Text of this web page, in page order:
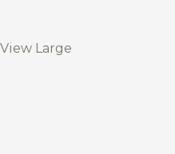
View Large